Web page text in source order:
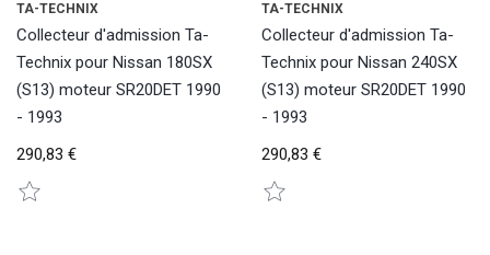
TA-TECHNIX
Collecteur d'admission Ta-
Technix pour Nissan 180SX
(S13) moteur SR20DET 1990
- 1993
290,83 €
TA-TECHNIX
Collecteur d'admission Ta-
Technix pour Nissan 240SX
(S13) moteur SR20DET 1990
- 1993
290,83 €